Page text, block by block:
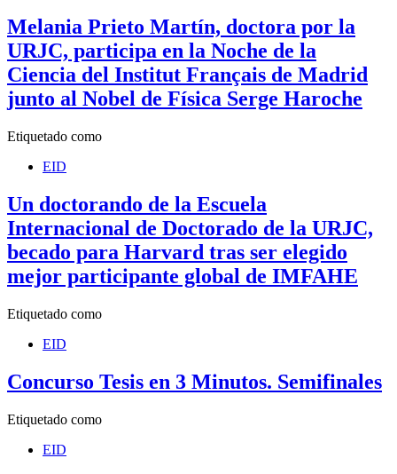
Melania Prieto Martín, doctora por la
URJC, participa en la Noche de la
Ciencia del Institut Français de Madrid
junto al Nobel de Física Serge Haroche
Etiquetado como
EID
Un doctorando de la Escuela
Internacional de Doctorado de la URJC,
becado para Harvard tras ser elegido
mejor participante global de IMFAHE
Etiquetado como
EID
Concurso Tesis en 3 Minutos. Semifinales
Etiquetado como
EID